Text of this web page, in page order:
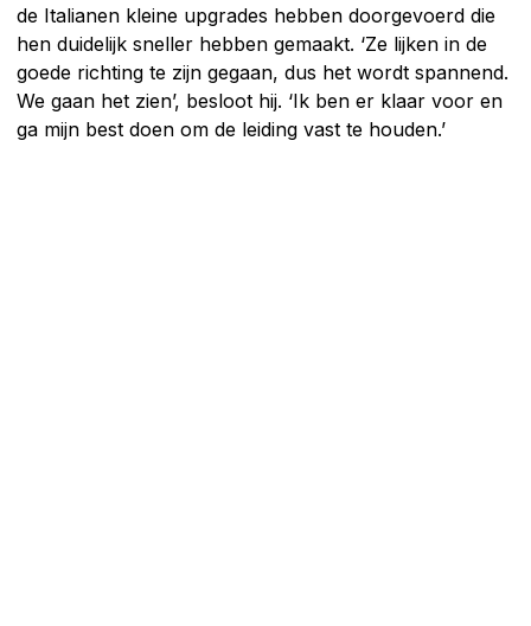
de Italianen kleine upgrades hebben doorgevoerd die
hen duidelijk sneller hebben gemaakt. ‘Ze lijken in de
goede richting te zijn gegaan, dus het wordt spannend.
We gaan het zien’, besloot hij. ‘Ik ben er klaar voor en
ga mijn best doen om de leiding vast te houden.’